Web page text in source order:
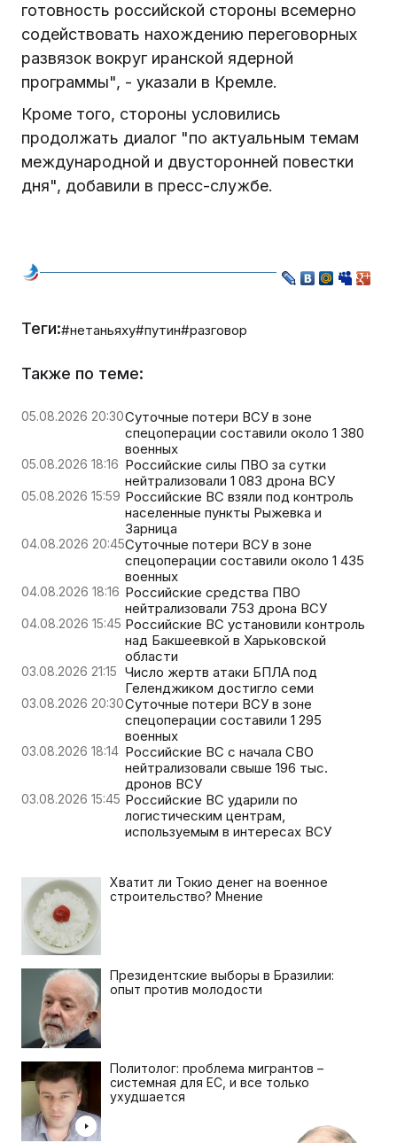
готовность российской стороны всемерно
содействовать нахождению переговорных
развязок вокруг иранской ядерной
программы", - указали в Кремле.
Кроме того, стороны условились
продолжать диалог "по актуальным темам
международной и двусторонней повестки
дня", добавили в пресс-службе.
Теги:#нетаньяху#путин#разговор
Также по теме:
05.08.2026 20:30Суточные потери ВСУ в зоне
спецоперации составили около 1 380
военных
05.08.2026 18:16 Российские силы ПВО за сутки
нейтрализовали 1 083 дрона ВСУ
05.08.2026 15:59 Российские ВС взяли под контроль
населенные пункты Рыжевка и
Зарница
04.08.2026 20:45Суточные потери ВСУ в зоне
спецоперации составили около 1 435
военных
04.08.2026 18:16 Российские средства ПВО
нейтрализовали 753 дрона ВСУ
04.08.2026 15:45 Российские ВС установили контроль
над Бакшеевкой в Харьковской
области
03.08.2026 21:15 Число жертв атаки БПЛА под
Геленджиком достигло семи
03.08.2026 20:30Суточные потери ВСУ в зоне
спецоперации составили 1 295
военных
03.08.2026 18:14 Российские ВС с начала СВО
нейтрализовали свыше 196 тыс.
дронов ВСУ
03.08.2026 15:45 Российские ВС ударили по
логистическим центрам,
используемым в интересах ВСУ
Хватит ли Токио денег на военное
строительство? Мнение
Президентские выборы в Бразилии:
опыт против молодости
Политолог: проблема мигрантов –
системная для ЕС, и все только
ухудшается